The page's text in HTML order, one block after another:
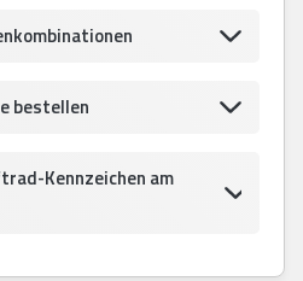
bestellen
Kennzeichen am